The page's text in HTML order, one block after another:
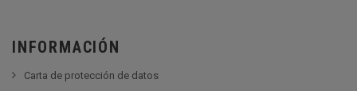
INFORMACIÓN
Carta de protección de datos